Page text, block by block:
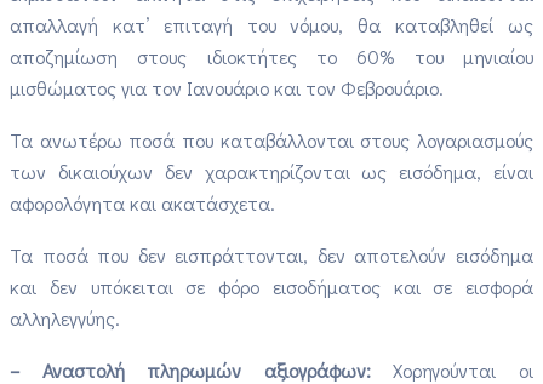
απαλλαγή κατ’ επιταγή του νόμου, θα καταβληθεί ως
αποζημίωση στους ιδιοκτήτες το 60% του μηνιαίου
μισθώματος για τον Ιανουάριο και τον Φεβρουάριο.
Τα ανωτέρω ποσά που καταβάλλονται στους λογαριασμούς
των δικαιούχων δεν χαρακτηρίζονται ως εισόδημα, είναι
αφορολόγητα και ακατάσχετα.
Τα ποσά που δεν εισπράττονται, δεν αποτελούν εισόδημα
και δεν υπόκειται σε φόρο εισοδήματος και σε εισφορά
αλληλεγγύης.
– Αναστολή πληρωμών αξιογράφων:Χορηγούνται οι